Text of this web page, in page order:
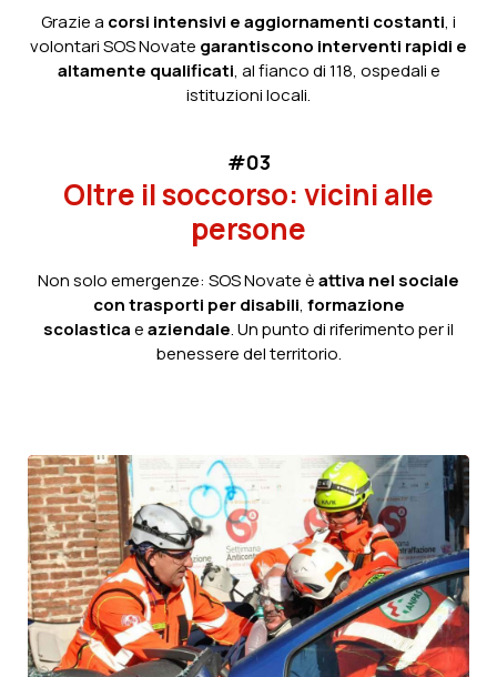
Grazie a corsi intensivi e aggiornamenti costanti, i
volontari SOS Novate garantiscono interventi rapidi e
altamente qualificati, al fianco di 118, ospedali e
istituzioni locali.
#03
Oltre il soccorso: vicini alle
persone
Non solo emergenze: SOS Novate èattiva nel sociale
con trasporti per disabili, formazione
scolasticaeaziendale. Un punto di riferimento per il
benessere del territorio.